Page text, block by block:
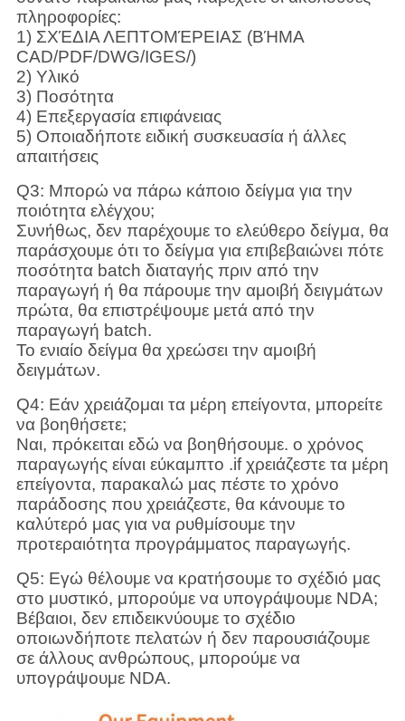
πληροφορίες:
1) ΣΧΈΔΙΑ ΛΕΠΤΟΜΈΡΕΙΑΣ (ΒΉΜΑ
CAD/PDF/DWG/IGES/)
2) Υλικό
3) Ποσότητα
4) Επεξεργασία επιφάνειας
5) Οποιαδήποτε ειδική συσκευασία ή άλλες
απαιτήσεις
Q3: Μπορώ να πάρω κάποιο δείγμα για την
ποιότητα ελέγχου;
Συνήθως, δεν παρέχουμε το ελεύθερο δείγμα, θα
παράσχουμε ότι το δείγμα για επιβεβαιώνει πότε
ποσότητα batch διαταγής πριν από την
παραγωγή ή θα πάρουμε την αμοιβή δειγμάτων
πρώτα, θα επιστρέψουμε μετά από την
παραγωγή batch.
Το ενιαίο δείγμα θα χρεώσει την αμοιβή
δειγμάτων.
Q4: Εάν χρειάζομαι τα μέρη επείγοντα, μπορείτε
να βοηθήσετε;
Ναι, πρόκειται εδώ να βοηθήσουμε. ο χρόνος
παραγωγής είναι εύκαμπτο .if χρειάζεστε τα μέρη
επείγοντα, παρακαλώ μας πέστε το χρόνο
παράδοσης που χρειάζεστε, θα κάνουμε το
καλύτερό μας για να ρυθμίσουμε την
προτεραιότητα προγράμματος παραγωγής.
Q5: Εγώ θέλουμε να κρατήσουμε το σχέδιό μας
στο μυστικό, μπορούμε να υπογράψουμε NDA;
Βέβαιοι, δεν επιδεικνύουμε το σχέδιο
οποιωνδήποτε πελατών ή δεν παρουσιάζουμε
σε άλλους ανθρώπους, μπορούμε να
υπογράψουμε NDA.